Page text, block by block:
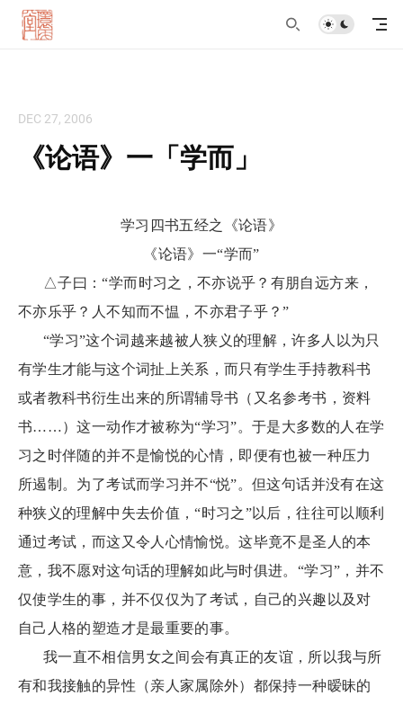
DEC 27, 2006
《论语》一「学而」
学习四书五经之《论语》
《论语》一“学而”
△子曰：“学而时习之，不亦说乎？有朋自远方来，
不亦乐乎？人不知而不愠，不亦君子乎？”
“学习”这个词越来越被人狭义的理解，许多人以为只
有学生才能与这个词扯上关系，而只有学生手持教科书
或者教科书衍生出来的所谓辅导书（又名参考书，资料
书……）这一动作才被称为“学习”。于是大多数的人在学
习之时伴随的并不是愉悦的心情，即便有也被一种压力
所遏制。为了考试而学习并不“悦”。但这句话并没有在这
种狭义的理解中失去价值，“时习之”以后，往往可以顺利
通过考试，而这又令人心情愉悦。这毕竟不是圣人的本
意，我不愿对这句话的理解如此与时俱进。“学习”，并不
仅使学生的事，并不仅仅为了考试，自己的兴趣以及对
自己人格的塑造才是最重要的事。
我一直不相信男女之间会有真正的友谊，所以我与所
有和我接触的异性（亲人家属除外）都保持一种暧昧的